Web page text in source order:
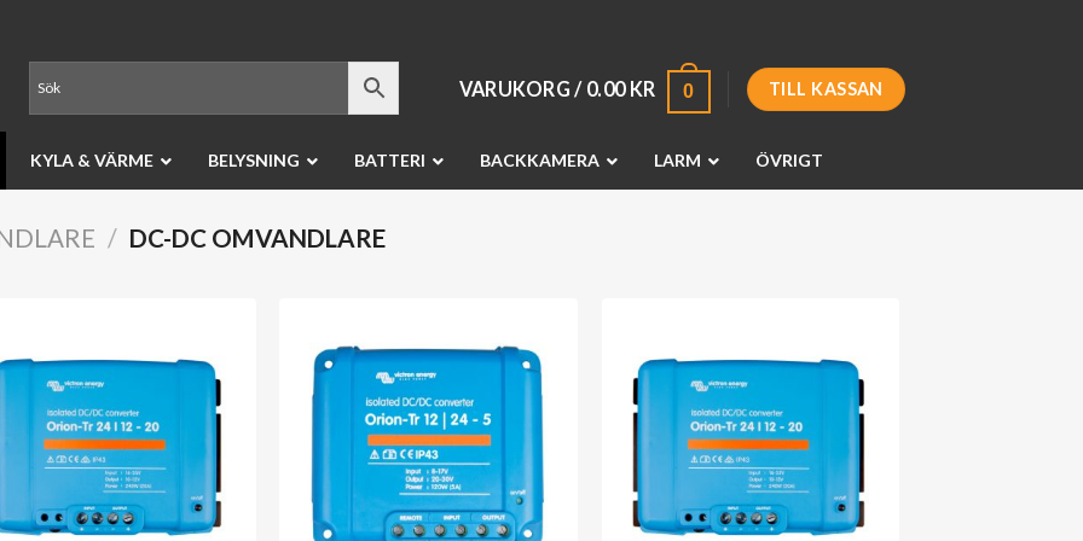
VARUKORG / 0.00 KR 0 TILL KASSAN
KYLA & VÄRME BELYSNING BATTERI BACKKAMERA LARM ÖVRIGT
/ DC-DC OMVANDLARE